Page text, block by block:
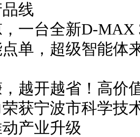
线
一台全新D-MAX
单，超级智能体
越开越省！高价
获宁波市科学技
产业升级